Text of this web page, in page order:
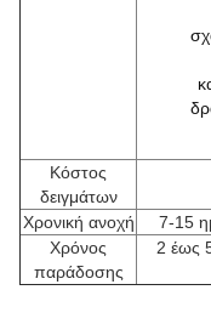
Κόστος
δειγμάτων
Χρονική ανοχή
7-15
Χρόνος
παράδοσης
2 έως